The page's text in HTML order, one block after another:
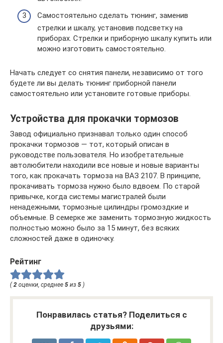
Самостоятельно сделать тюнинг, заменив
стрелки и шкалу, установив подсветку на
приборах. Стрелки и приборную шкалу купить или
можно изготовить самостоятельно.
Начать следует со снятия панели, независимо от того
будете ли вы делать тюнинг приборной панели
самостоятельно или установите готовые приборы.
Устройства для прокачки тормозов
Завод официально признавал только один способ
прокачки тормозов — тот, который описан в
руководстве пользователя. Но изобретательные
автолюбители находили все новые и новые варианты
того, как прокачать тормоза на ВАЗ 2107. В принципе,
прокачивать тормоза нужно было вдвоем. По старой
привычке, когда системы магистралей были
ненадежными, тормозные цилиндры громоздкие и
объемные. В семерке же заменить тормозную жидкость
полностью можно было за 15 минут, без всяких
сложностей даже в одиночку.
Рейтинг
( 2 оценки, среднее 5 из 5 )
Понравилась статья? Поделиться с
друзьями: